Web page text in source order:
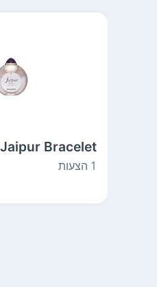
Bracelet
E . D . P 100 ml
1 הצעות